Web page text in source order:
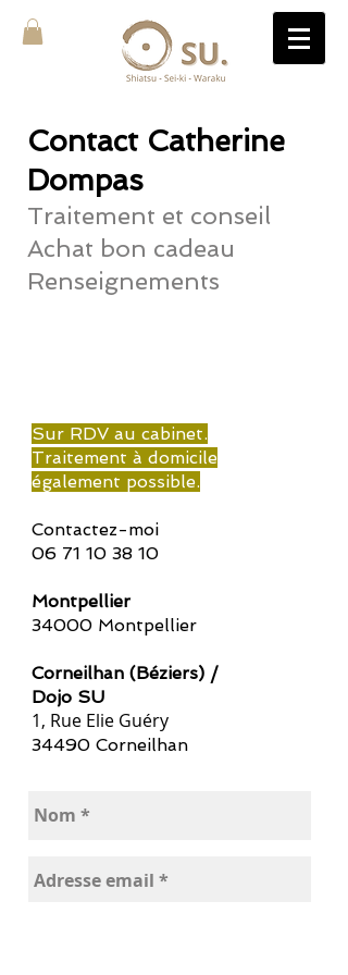
Contact ​Catherine
Dompas
Traitement et conseil
Achat bon cadeau
Renseignements
Sur RDV au cabinet.
Traitement à domicile
également possible.
Contactez-moi
06 71 10 38 10
Montpellier
34000 Montpellier
Corneilhan (Béziers) /
Dojo SU
1, Rue Elie Guéry
34490 Corneilhan